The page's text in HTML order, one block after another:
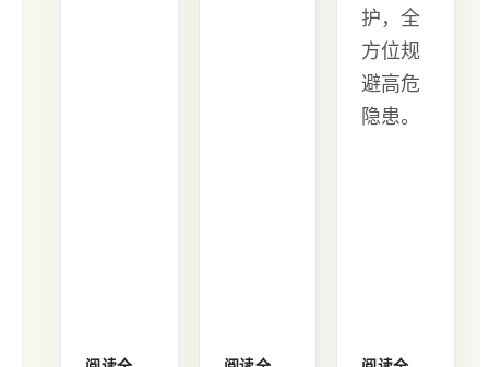
护，全
方位规
避高危
隐患。